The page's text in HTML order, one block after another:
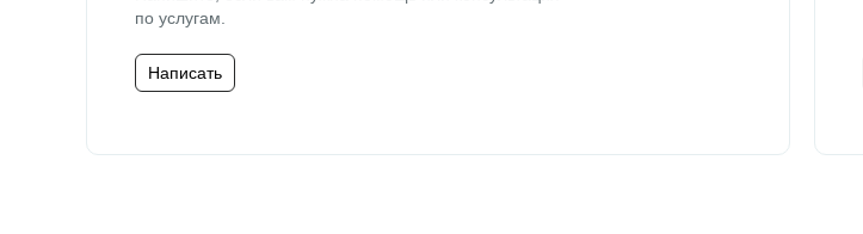
по услугам.
Написать